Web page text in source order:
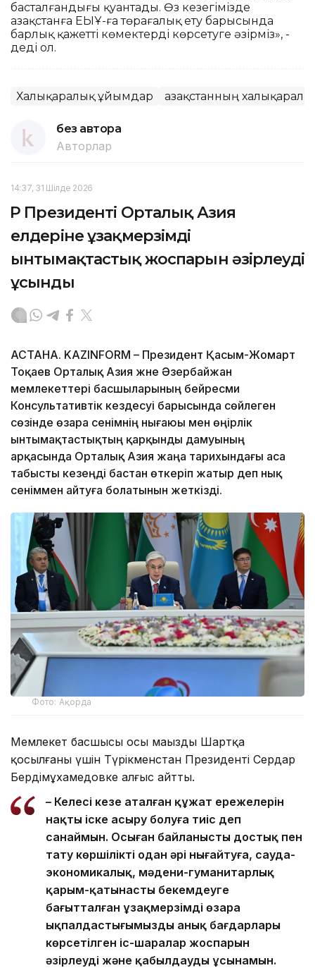
басталғандығы қуантады. Өз кезегімізде
Қазақстанға ЕҚЫҰ-ға төрағалық ету барысында
барлық қажетті көмектерді көрсетуге әзірміз», -
деді ол.
Халықаралық ұйымдар Қазақстанның
без автора
Авторлар
14:37, 31 Шілде 2026
ҚР Президенті Орталық Азия
елдеріне ұзақмерзімді
ынтымақтастық жоспарын әзірлеуді
ұсынды
АСТАНА. KAZINFORM – Президент Қасым-Жомарт
Тоқаев Орталық Азия және Әзербайжан
мемлекеттері басшыларының бейресми
Консультативтік кездесуі барысында сөйлеген
сөзінде өзара сенімнің нығаюы мен өңірлік
ынтымақтастықтың қарқынды дамуының
арқасында Орталық Азия жаңа тарихындағы аса
табысты кезеңді бастан өткеріп жатыр деп нық
сеніммен айтуға болатынын жеткізді.
Фото: Ақорда
Мемлекет басшысы осы маңызды Шартқа
қосылғаны үшін Түрікменстан Президенті Сердар
Бердімұхамедовке алғыс айтты.
– Келесі кезең аталған құжат ережелерін
нақты іске асыру болуға тиіс деп
санаймын. Осыған байланысты достық пен
тату көршілікті одан әрі нығайтуға, сауда-
экономикалық, мәдени-гуманитарлық
қарым-қатынасты бекемдеуге
бағытталған ұзақмерзімді өзара
ықпалдастығымыздың анық бағдарлары
көрсетілген іс-шаралар жоспарын
әзірлеуді және қабылдауды ұсынамын.